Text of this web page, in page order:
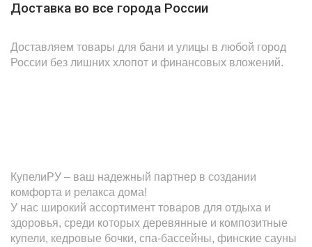
Доставка во все города России
Доставляем товары для бани и улицы в любой город
России без лишних хлопот и финансовых вложений.
КупелиРУ – ваш надежный партнер в создании
комфорта и релакса дома!
У нас широкий ассортимент товаров для отдыха и
здоровья, среди которых деревянные и композитные
купели, кедровые бочки, спа-бассейны, финские сауны